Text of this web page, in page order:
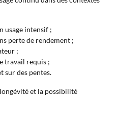
usage intensif ;
perte de rendement ;
;
travail requis ;
sur des pentes.
et la possibilité